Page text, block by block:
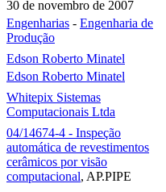
30 de novembro de 2007
Engenharias - Engenharia de
Produção
Edson Roberto Minatel
Edson Roberto Minatel
Whitepix Sistemas
Computacionais Ltda
04/14674-4 - Inspeção
automática de revestimentos
cerâmicos por visão
computacional, AP.PIPE